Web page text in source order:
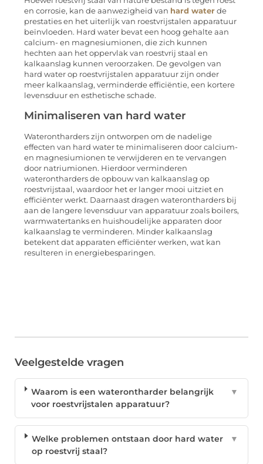
en corrosie, kan de aanwezigheid van hard water de
prestaties en het uiterlijk van roestvrijstalen apparatuur
beïnvloeden. Hard water bevat een hoog gehalte aan
calcium- en magnesiumionen, die zich kunnen
hechten aan het oppervlak van roestvrij staal en
kalkaanslag kunnen veroorzaken. De gevolgen van
hard water op roestvrijstalen apparatuur zijn onder
meer kalkaanslag, verminderde efficiëntie, een kortere
levensduur en esthetische schade.
Minimaliseren van hard water
Waterontharders zijn ontworpen om de nadelige
effecten van hard water te minimaliseren door calcium-
en magnesiumionen te verwijderen en te vervangen
door natriumionen. Hierdoor verminderen
waterontharders de opbouw van kalkaanslag op
roestvrijstaal, waardoor het er langer mooi uitziet en
efficiënter werkt. Daarnaast dragen waterontharders bij
aan de langere levensduur van apparatuur zoals boilers,
warmwatertanks en huishoudelijke apparaten door
kalkaanslag te verminderen. Minder kalkaanslag
betekent dat apparaten efficiënter werken, wat kan
resulteren in energiebesparingen.
Veelgestelde vragen
Waarom is een waterontharder belangrijk
voor roestvrijstalen apparatuur?
▼
Welke problemen ontstaan door hard water
op roestvrij staal?
▼